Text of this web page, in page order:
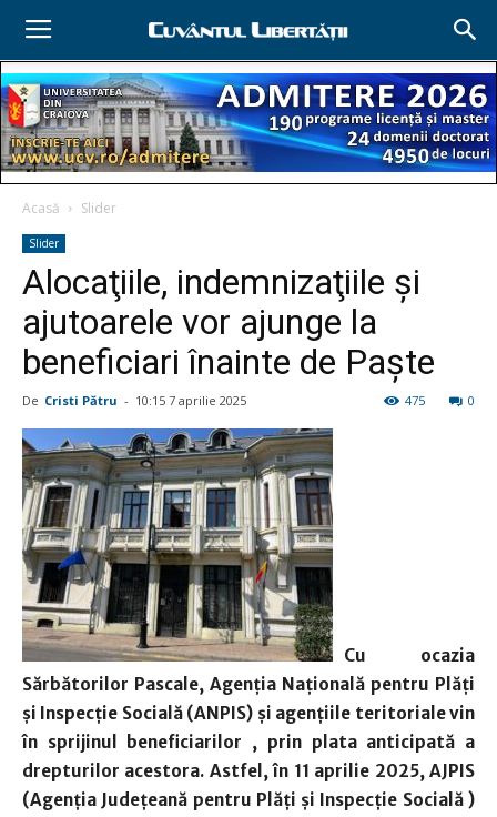
Acasă Slider
Slider
Alocaţiile, indemnizaţiile şi
ajutoarele vor ajunge la
beneficiari înainte de Paşte
De Cristi Pătru - 10:15 7 aprilie 2025 0
475
Cu ocazia
Sărbătorilor Pascale, Agenția Națională pentru Plăți
și Inspecție Socială (ANPIS) și agențiile teritoriale vin
în sprijinul beneficiarilor , prin plata anticipată a
drepturilor acestora. Astfel, în 11 aprilie 2025, AJPIS
(Agenţia Judeţeană pentru Plăţi şi Inspecţie Socială )